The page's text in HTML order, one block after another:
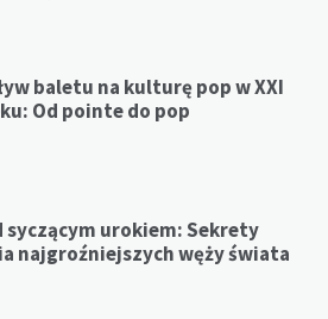
baletu na kulturę pop w XXI
Od pointe do pop
syczącym urokiem: Sekrety
najgroźniejszych węży świata